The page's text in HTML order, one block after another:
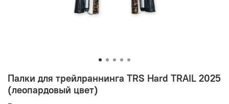
Палки для трейлраннинга TRS Hard TRAIL 2025
(леопардовый цвет)